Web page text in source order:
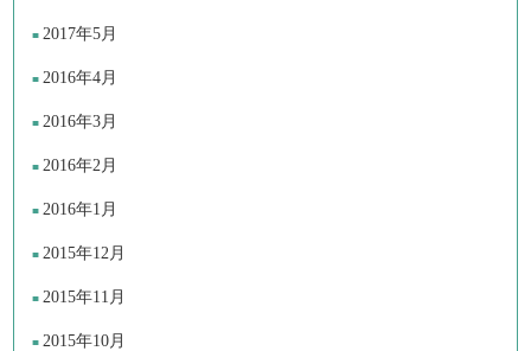
2017年5月
2016年4月
2016年3月
2016年2月
2016年1月
2015年12月
2015年11月
2015年10月